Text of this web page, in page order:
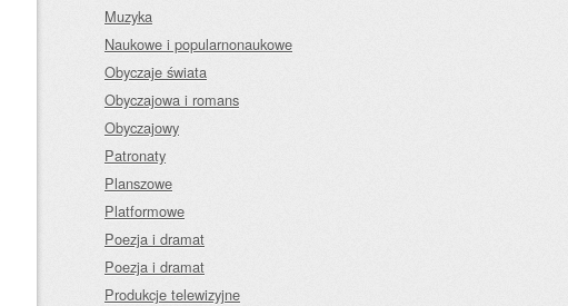
Muzyka
Naukowe i popularnonaukowe
Obyczaje świata
Obyczajowa i romans
Obyczajowy
Patronaty
Planszowe
Platformowe
Poezja i dramat
Poezja i dramat
Produkcje telewizyjne